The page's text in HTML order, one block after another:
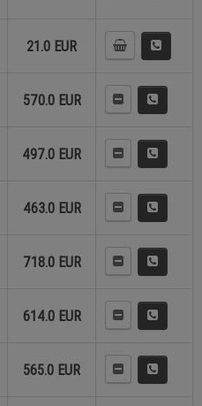
21.0 EUR
570.0 EUR
497.0 EUR
463.0 EUR
718.0 EUR
614.0 EUR
565.0 EUR